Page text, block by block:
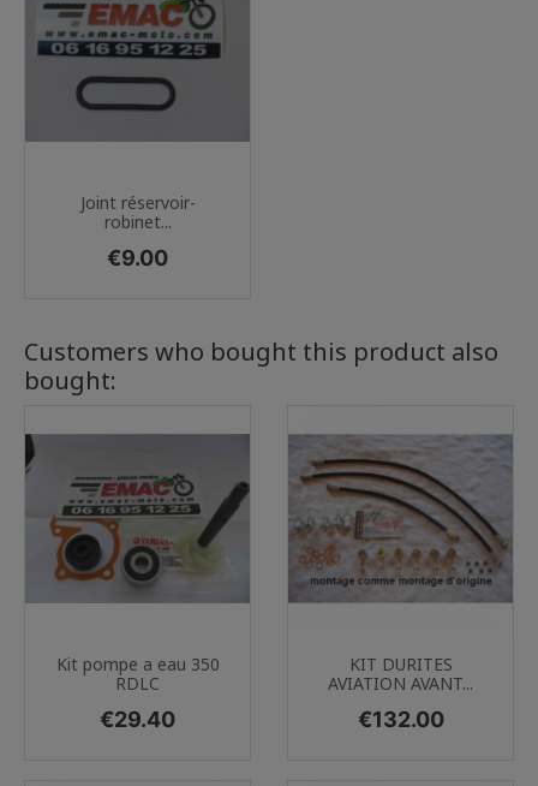
Joint réservoir-
robinet...
Price
€9.00
Customers who bought this product also
bought:
Kit pompe a eau 350
RDLC
Price
€29.40
KIT DURITES
AVIATION AVANT...
Price
€132.00